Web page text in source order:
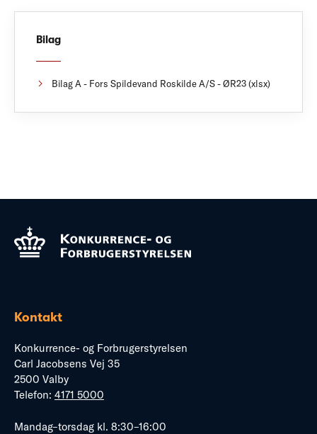
Bilag
Bilag A - Fors Spildevand Roskilde A/S - ØR23 (xlsx)
Kontakt
Konkurrence- og Forbrugerstyrelsen
Carl Jacobsens Vej 35
2500 Valby
Telefon: 4171 5000
Mandag–torsdag kl. 8:30–16:00